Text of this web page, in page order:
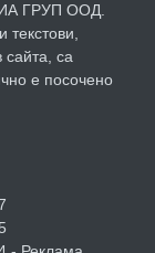
преди 5 дни
Хасково кв.
ГРУП ООД.
са
е посочено